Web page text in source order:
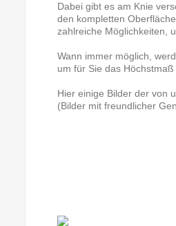
Dabei gibt es am Knie
den kompletten
zahlreiche Möglichkeiten,
Wann immer möglich,
um für Sie das
Hier einige Bilder der von
(Bilder mit freundlicher